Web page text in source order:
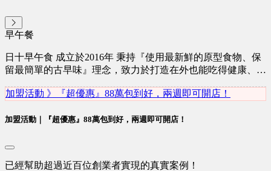
早午餐
日十早午食 成立於2016年 秉持『使用最新鮮的原型食物、保
留最簡單的古早味』理念，致力於打造在外也能吃得健康、無
的使命就是將粉漿蛋餅帶往國際，達到珍珠奶茶在世界上的地
加盟活動 》『超優惠』88萬包到好，兩週即可開店！
加盟活動｜『超優惠』88萬包到好，兩週即可開店！
已經幫助超過近百位創業者實現的真實案例！